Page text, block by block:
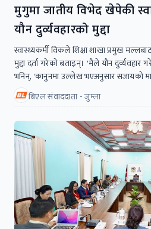
मुगुमा जातीय विभेद खेपेकी
यौन दुर्व्यवहारको मुद्दा
स्वास्थ्यकर्मी विकले शिक्षा शाखा प्रमुख
मुद्दा दर्ता गरेको बताइन्। 'मैले यौन दुर्व्यवहार
भनिन्, 'कानुनमा उल्लेख भएअनुसार सजायको
बिएल संवाददाता - जुम्ला